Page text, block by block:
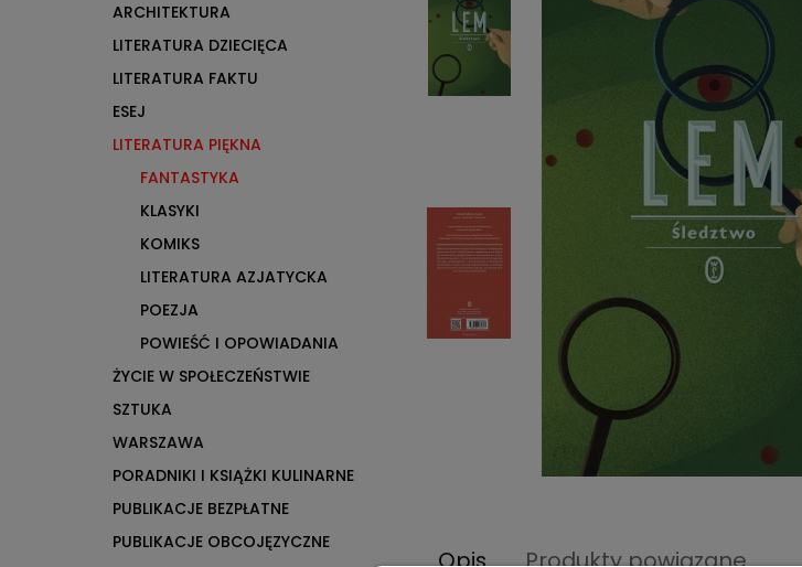
ARCHITEKTURA
LITERATURA DZIECIĘCA
LITERATURA FAKTU
ESEJ
LITERATURA PIĘKNA
FANTASTYKA
KLASYKI
KOMIKS
LITERATURA AZJATYCKA
POEZJA
POWIEŚĆ I OPOWIADANIA
ŻYCIE W SPOŁECZEŃSTWIE
SZTUKA
WARSZAWA
PORADNIKI I KSIĄŻKI KULINARNE
PUBLIKACJE BEZPŁATNE
PUBLIKACJE OBCOJĘZYCZNE
Opis Produkty powiązane